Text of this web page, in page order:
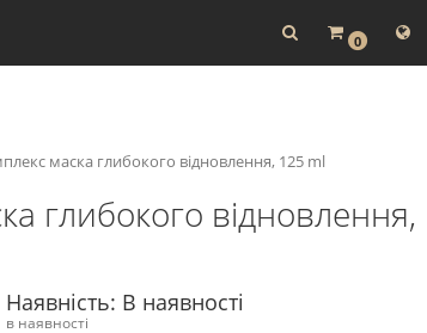
0
маска глибокого відновлення, 125 ml
глибокого
Наявність: В наявності
в наявності